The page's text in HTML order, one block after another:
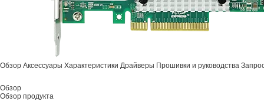
Обзор Аксессуары Характеристики Драйверы Прошивки и руководства
Обзор
Обзор продукта